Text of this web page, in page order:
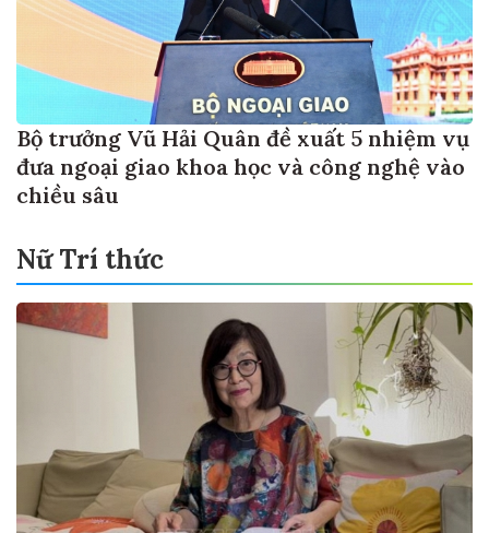
Bộ trưởng Vũ Hải Quân đề xuất 5 nhiệm vụ
đưa ngoại giao khoa học và công nghệ vào
chiều sâu
Nữ Trí thức